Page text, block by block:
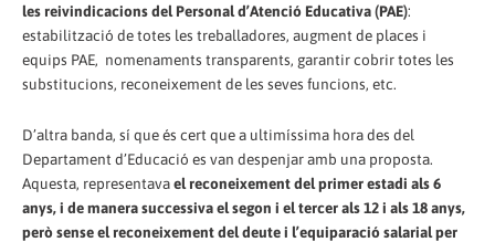
les reivindicacions del Personal d’Atenció Educativa (PAE):
estabilització de totes les treballadores, augment de places i
equips PAE, nomenaments transparents, garantir cobrir totes les
substitucions, reconeixement de les seves funcions, etc.
D’altra banda, sí que és cert que a ultimíssima hora des del
Departament d’Educació es van despenjar amb una proposta.
Aquesta, representavael reconeixement del primer estadi als 6
anys, i de manera successiva el segon i el tercer als 12 i als 18 anys,
però sense el reconeixement del deute i l’equiparació salarial per